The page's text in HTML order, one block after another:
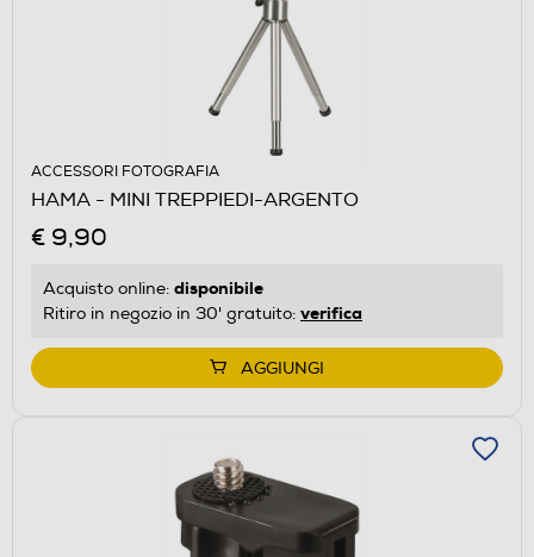
ACCESSORI FOTOGRAFIA
HAMA - MINI TREPPIEDI-ARGENTO
€ 9,90
Acquisto online: disponibile
Ritiro in negozio in 30' gratuito: verifica
AGGIUNGI